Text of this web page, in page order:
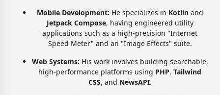
Mobile Development: He specializes in Kotlinand
Jetpack Compose, having engineered utility
applications such as a high-precision "Internet
Speed Meter" and an "Image Effects" suite.
Web Systems: His work involves building searchable,
high-performance platforms using PHP, Tailwind
CSS, and NewsAPI.